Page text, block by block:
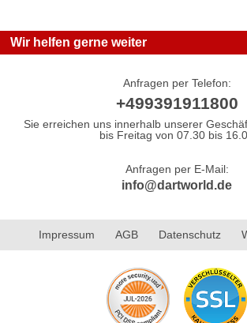
Wir helfen gerne weiter
Anfragen per Telefon:
+499391911800
Sie erreichen uns innerhalb unserer
bis Freitag von 07.30 bis
Anfragen per E-Mail:
info@dartworld.de
Impressum AGB Datenschutz